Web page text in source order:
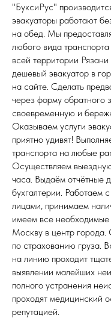
"БуксиРус"
эвакуаторы работают
на обед. Мы
любого вида
всей территории
дешевый эвакуатор в
на сайте. Сделать
через форму обратного
своевременную и
Оказываем услуги
приятно удивят!
транспорта на любые
Осуществляем
часа. Выдаём отчётные
бухгалтерии. Работаем
лицами, принимаем
имеем все необходимые
Москву в центр города.
по страхованию груза.
на линию проходит
выявлении малейших
полного устранения
проходят медицинский
репутацией.